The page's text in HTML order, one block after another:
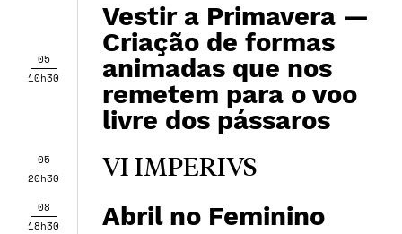
05
10h30
Vestir a Primavera —
Criação de formas
animadas que nos
remetem para o voo
livre dos pássaros
05
20h30
VI IMPERIVS
08
18h30
Abril no Feminino